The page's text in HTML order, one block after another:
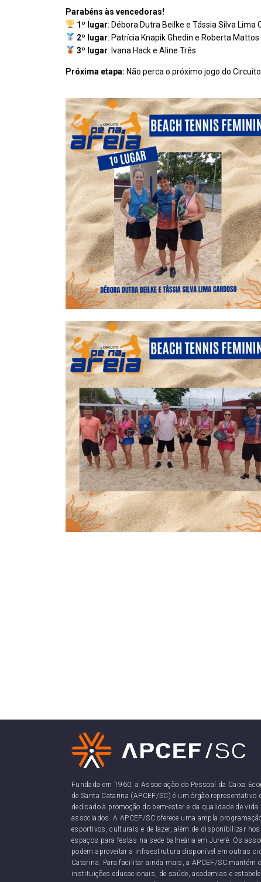
Parabéns às vencedoras!
1º lugar: Débora Dutra Beilke e Tássia Silva Lima
2º lugar: Patrícia Knapik Ghedin e Roberta Mattos
3º lugar: Ivana Hack e Aline Três
Próxima etapa: Não perca o próximo jogo do
Fundada em 1960, a Associação do Pessoal da Caixa
de Santa Catarina (APCEF/SC) é um órgão representativo
dedicado à promoção do bem-estar e da qualidade de vida
associados. A APCEF/SC oferece uma ampla
esportivos, culturais e de lazer, além de disponibilizar
espaços para festas na sede balneária em Jurerê. Os
podem aproveitar a infraestrutura disponível em outras
Catarina. Para facilitar ainda mais, a APCEF/SC mantém
instituições educacionais, de saúde, academias e